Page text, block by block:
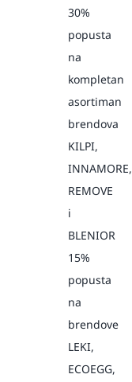
30%
popusta
na
kompletan
asortiman
brendova
KILPI,
INNAMORE,
REMOVE
i
BLENIOR
15%
popusta
na
brendove
LEKI,
ECOEGG,